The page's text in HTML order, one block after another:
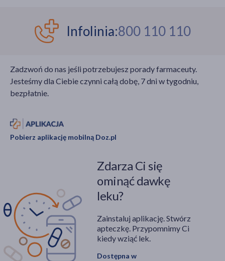
Infolinia:800 110 110
Zadzwoń do nas jeśli potrzebujesz porady farmaceuty.
Jesteśmy dla Ciebie czynni całą dobę, 7 dni w tygodniu,
bezpłatnie.
Pobierz aplikację mobilną Doz.pl
Zdarza Ci się
ominąć dawkę
leku?
Zainstaluj aplikację. Stwórz
apteczkę. Przypomnimy Ci
kiedy wziąć lek.
Dostępna w